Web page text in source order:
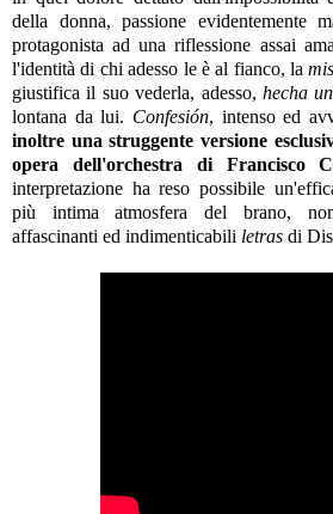
della donna, passione evidentemente
protagonista ad una riflessione assai
l'identità di chi adesso le è al fianco, la
giustifica il suo vederla, adesso, hecha
lontana da lui. Confesión, intenso ed
inoltre una struggente versione
opera dell'orchestra di Francisco
interpretazione ha reso possibile
più intima atmosfera del brano,
affascinanti ed indimenticabili letras di